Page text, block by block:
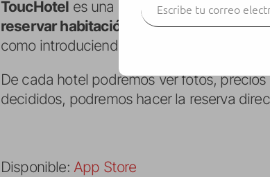
ToucHotel es una aplicación, como su
reservar habitación en multitud de
como introduciendo una dirección concreta.
De cada hotel podremos ver fotos,
decididos, podremos hacer la reserva
Disponible: App Store